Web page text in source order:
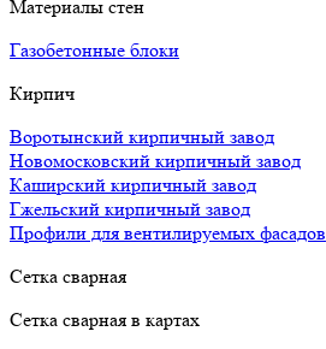
Материалы стен
Газобетонные блоки
Кирпич
Воротынский кирпичный завод
Новомосковский кирпичный завод
Каширский кирпичный завод
Гжельский кирпичный завод
Профили для вентилируемых фасадов
Сетка сварная
Сетка сварная в картах